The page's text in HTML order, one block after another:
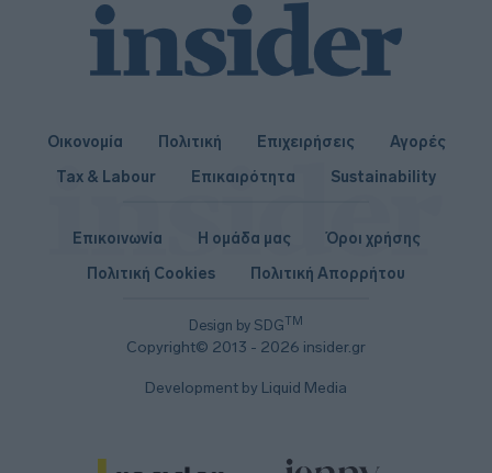
Οικονομία Πολιτική Επιχειρήσεις
Αγορές
Tax & Labour
Επικαιρότητα Sustainability
Design by SDGTM
Copyright© 2013 - 2026 insider.gr
Επικοινωνία Η ομάδα μας
Όροι χρήσης
Πολιτική Cookies
Πολιτική Απορρήτου
Development by Liquid Media